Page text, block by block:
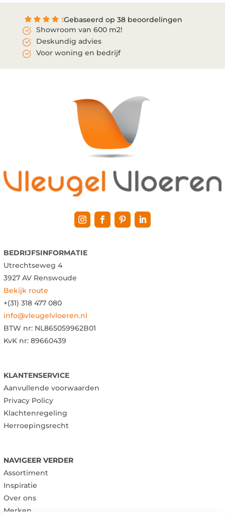
Gebaseerd op 38 beoordelingen
Showroom van 600 m2!
Deskundig advies
Voor woning en bedrijf
BEDRIJFSINFORMATIE
Utrechtseweg 4
3927 AV Renswoude
Bekijk route
+(31) 318 477 080
info@vleugelvloeren.nl
BTW nr: NL865059962B01
KvK nr: 89660439
KLANTENSERVICE
Aanvullende voorwaarden
Privacy Policy
Klachtenregeling
Herroepingsrecht
NAVIGEER VERDER
Assortiment
Inspiratie
Over ons
Merken